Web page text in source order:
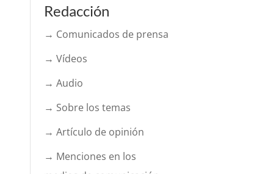
Redacción
→ Comunicados de prensa
→ Vídeos
→ Audio
→ Sobre los temas
→ Artículo de opinión
→ Menciones en los